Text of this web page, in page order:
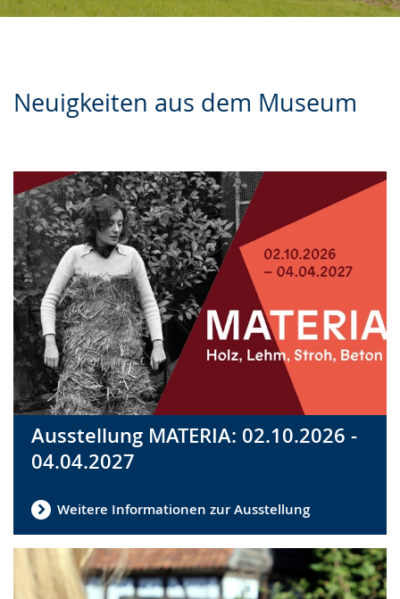
Neuigkeiten aus dem Museum
Ausstellung MATERIA: 02.10.2026 -
04.04.2027
Weitere Informationen zur Ausstellung